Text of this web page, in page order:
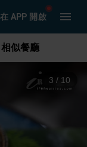
在 APP 開啟
相似餐廳
3 / 10